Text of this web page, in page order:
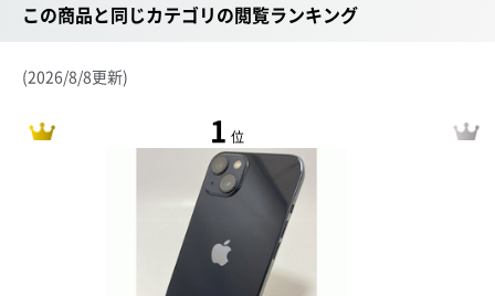
この商品と同じカテゴリの閲覧ランキング
(2026/8/8更新)
1 位